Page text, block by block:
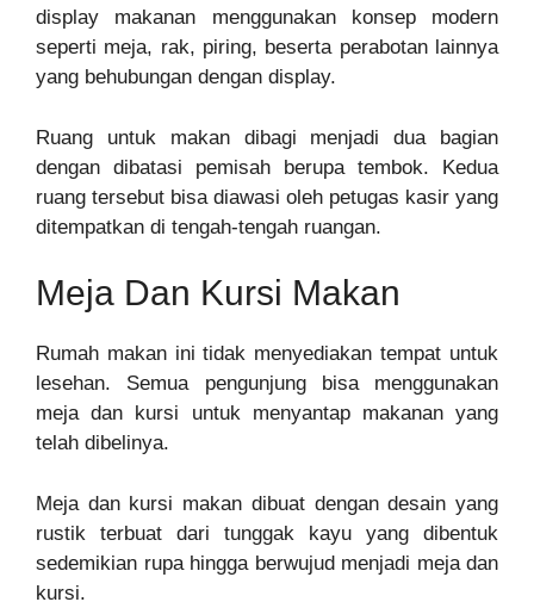
display makanan menggunakan konsep modern
seperti meja, rak, piring, beserta perabotan lainnya
yang behubungan dengan display.
Ruang untuk makan dibagi menjadi dua bagian
dengan dibatasi pemisah berupa tembok. Kedua
ruang tersebut bisa diawasi oleh petugas kasir yang
ditempatkan di tengah-tengah ruangan.
Meja Dan Kursi Makan
Rumah makan ini tidak menyediakan tempat untuk
lesehan. Semua pengunjung bisa menggunakan
meja dan kursi untuk menyantap makanan yang
telah dibelinya.
Meja dan kursi makan dibuat dengan desain yang
rustik terbuat dari tunggak kayu yang dibentuk
sedemikian rupa hingga berwujud menjadi meja dan
kursi.